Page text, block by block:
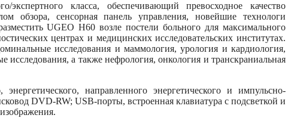
класса, обеспечивающий превосходное качество
обзора, сенсорная панель управления, новейшие технологи
UGEO H60 возле постели больного для максимального
центрах и медицинских исследовательских институтах.
исследования и маммология, урология и кардиология,
а также нефрология, онкология и транскраниальная
направленного энергетического и импульсно-
DVD-RW; USB-порты, встроенная клавиатура с подсветкой и